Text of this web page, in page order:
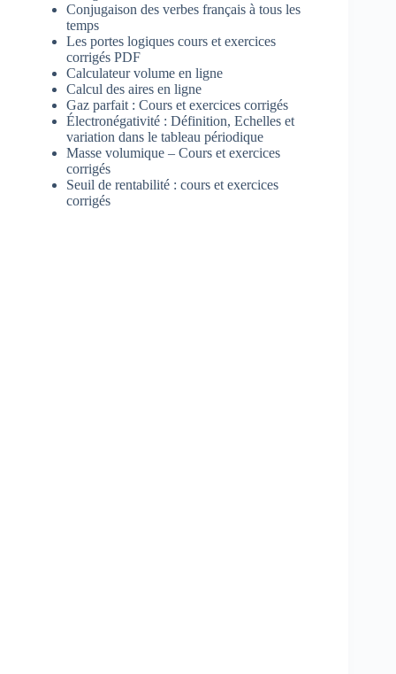
Conjugaison des verbes français à tous les
temps
Les portes logiques cours et exercices
corrigés PDF
Calculateur volume en ligne
Calcul des aires en ligne
Gaz parfait : Cours et exercices corrigés
Électronégativité : Définition, Echelles et
variation dans le tableau périodique
Masse volumique – Cours et exercices
corrigés
Seuil de rentabilité : cours et exercices
corrigés